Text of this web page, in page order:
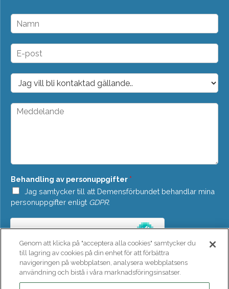
N
m
n
E
p
o
t
*
D
o
p
M
a
d
e
*
Behandling av personuppgifter *
Jag samtycker till att Demensförbundet behandlar mina
personuppgifter enligt GDPR.
SKICKA
Genom att klicka på "acceptera alla cookies" samtycker du
till lagring av cookies på din enhet för att förbättra
navigeringen på webbplatsen, analysera webbplatsens
användning och bistå i våra marknadsföringsinsatser.